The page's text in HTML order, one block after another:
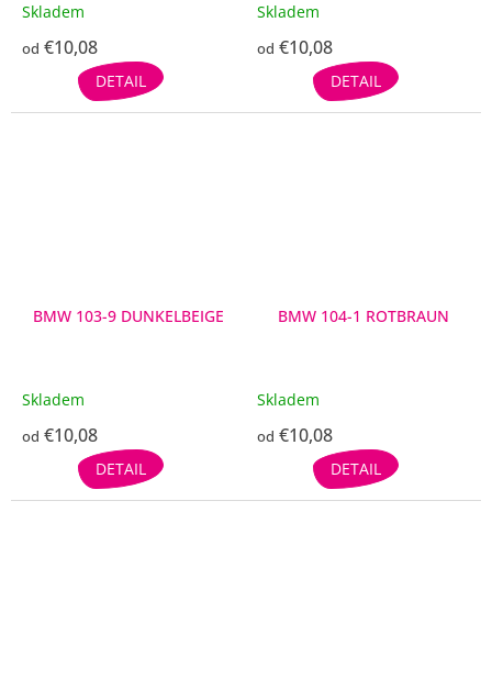
Skladem
od €10,08
DETAIL
Skladem
od €10,08
DETAIL
BMW 103-9 DUNKELBEIGE
Skladem
od €10,08
DETAIL
BMW 104-1 ROTBRAUN
Skladem
od €10,08
DETAIL